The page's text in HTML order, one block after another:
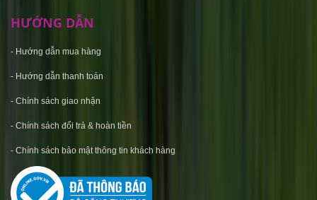
HƯỚNG DẪN
- Hướng dẫn mua hàng
- Hướng dẫn thanh toán
- Chính sách giao nhận
- Chính sách đổi trả & hoàn tiền
- C hính sách bảo mật thông tin khách hàng